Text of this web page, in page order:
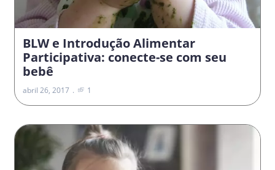
BLW e Introdução Alimentar
Participativa: conecte-se com seu
bebê
abril 26, 2017 1